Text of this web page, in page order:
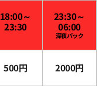
18:00～
23:30
23:30～
06:00
深夜パック
500円 2000円